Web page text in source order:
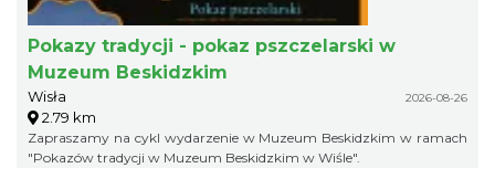
Pokazy tradycji - pokaz pszczelarski w
Muzeum Beskidzkim
Wisła 2026-08-26
2.79 km
Zapraszamy na cykl wydarzenie w Muzeum Beskidzkim w ramach
"Pokazów tradycji w Muzeum Beskidzkim w Wiśle".